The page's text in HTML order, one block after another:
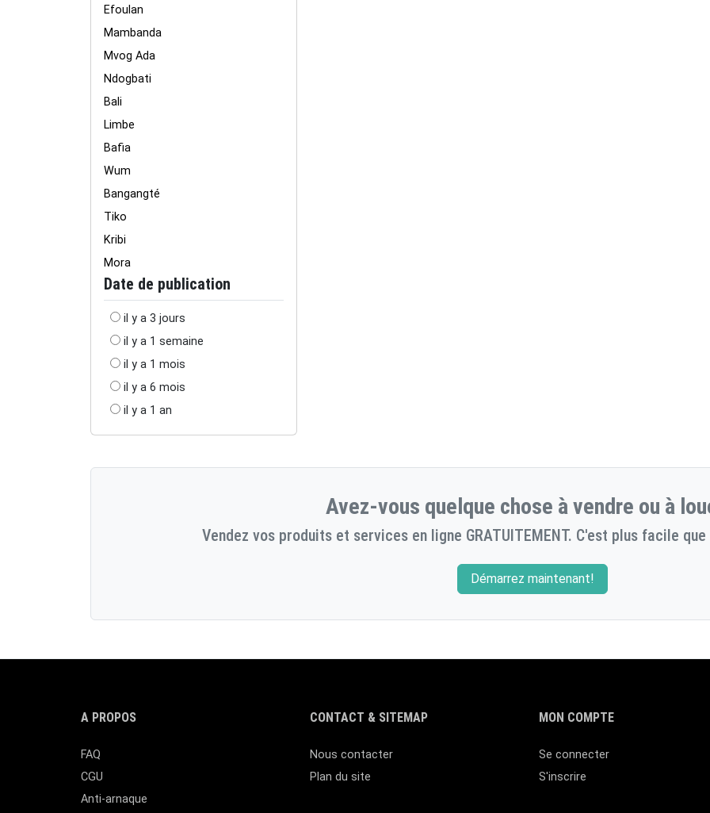
Efoulan
Mambanda
Mvog Ada
Ndogbati
Bali
Limbe
Bafia
Wum
Bangangté
Tiko
Kribi
Mora
Date de publication
il y a 3 jours
il y a 1 semaine
il y a 1 mois
il y a 6 mois
il y a 1 an
Avez-vous quelque chose à vendre ou à
Vendez vos produits et services en ligne GRATUITEMENT. C'est plus facile
Démarrez maintenant!
A PROPOS
FAQ
CGU
Anti-arnaque
CONTACT & SITEMAP
Nous contacter
Plan du site
MON COMPTE
Se connecter
S'inscrire